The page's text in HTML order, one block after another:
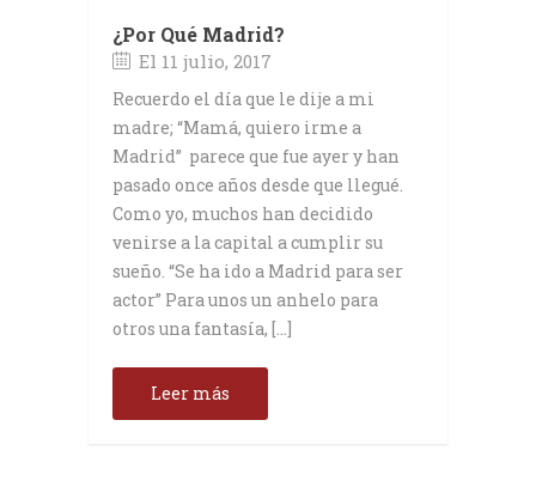
¿Por Qué Madrid?
El 11 julio, 2017
Recuerdo el día que le dije a mi
madre; “Mamá, quiero irme a
Madrid” parece que fue ayer y han
pasado once años desde que llegué.
Como yo, muchos han decidido
venirse a la capital a cumplir su
sueño. “Se ha ido a Madrid para ser
actor” Para unos un anhelo para
otros una fantasía, […]
Leer más